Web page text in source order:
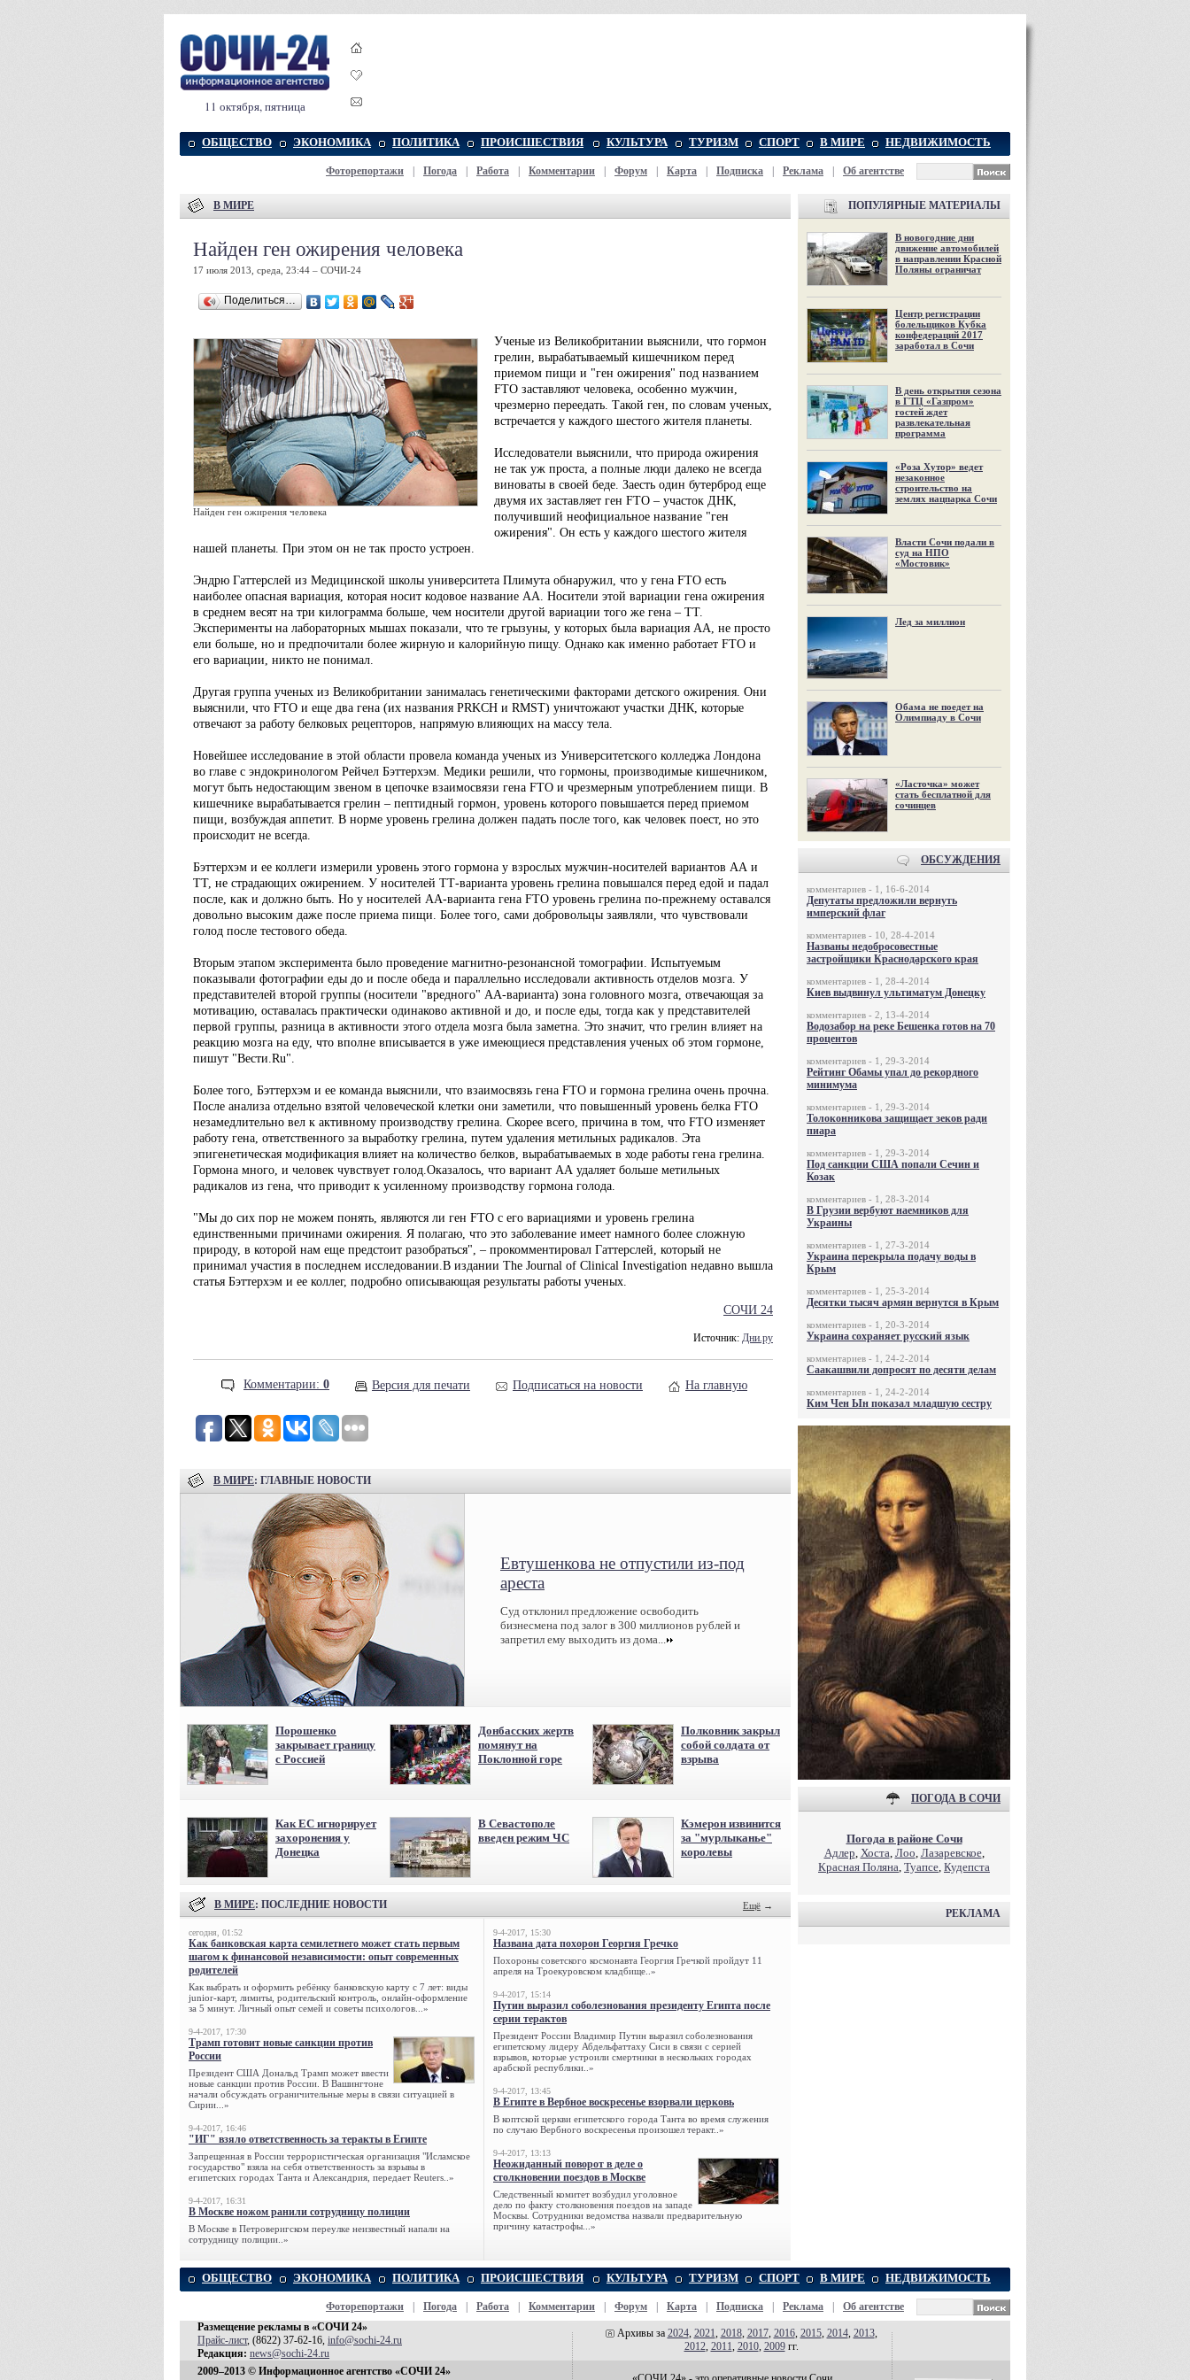
11 октября, пятница
ОБЩЕСТВО ЭКОНОМИКА ПОЛИТИКА ПРОИСШЕСТВИЯ КУЛЬТУРА ТУРИЗМ СПОРТ В МИРЕ НЕДВИЖИМОСТЬ
Фоторепортажи Погода Работа Комментарии Форум Карта Подписка Реклама Об агентстве
В МИРЕ
Найден ген ожирения человека
17 июля 2013, среда, 23:44 – СОЧИ-24
Поделиться…
Найден ген ожирения человека
Ученые из Великобритании выяснили, что гормон
грелин, вырабатываемый кишечником перед
приемом пищи и "ген ожирения" под названием
FTO заставляют человека, особенно мужчин,
чрезмерно переедать. Такой ген, по словам ученых,
встречается у каждого шестого жителя планеты.
Исследователи выяснили, что природа ожирения
не так уж проста, а полные люди далеко не всегда
виноваты в своей беде. Заесть один бутерброд еще
двумя их заставляет ген FTO – участок ДНК,
получивший неофициальное название "ген
ожирения". Он есть у каждого шестого жителя
нашей планеты. При этом он не так просто устроен.
Эндрю Гаттерслей из Медицинской школы университета Плимута обнаружил, что у гена FTO есть
наиболее опасная вариация, которая носит кодовое название АА. Носители этой вариации гена ожирения
в среднем весят на три килограмма больше, чем носители другой вариации того же гена – ТТ.
Эксперименты на лабораторных мышах показали, что те грызуны, у которых была вариация АА, не просто
ели больше, но и предпочитали более жирную и калорийную пищу. Однако как именно работает FTO и
его вариации, никто не понимал.
Другая группа ученых из Великобритании занималась генетическими факторами детского ожирения. Они
выяснили, что FTO и еще два гена (их названия PRKCH и RMST) уничтожают участки ДНК, которые
отвечают за работу белковых рецепторов, напрямую влияющих на массу тела.
Новейшее исследование в этой области провела команда ученых из Университетского колледжа Лондона
во главе с эндокринологом Рейчел Бэттерхэм. Медики решили, что гормоны, производимые кишечником,
могут быть недостающим звеном в цепочке взаимосвязи гена FTO и чрезмерным употреблением пищи. В
кишечнике вырабатывается грелин – пептидный гормон, уровень которого повышается перед приемом
пищи, возбуждая аппетит. В норме уровень грелина должен падать после того, как человек поест, но это
происходит не всегда.
Бэттерхэм и ее коллеги измерили уровень этого гормона у взрослых мужчин-носителей вариантов АА и
ТТ, не страдающих ожирением. У носителей ТТ-варианта уровень грелина повышался перед едой и падал
после, как и должно быть. Но у носителей АА-варианта гена FTO уровень грелина по-прежнему оставался
довольно высоким даже после приема пищи. Более того, сами добровольцы заявляли, что чувствовали
голод после тестового обеда.
Вторым этапом эксперимента было проведение магнитно-резонансной томографии. Испытуемым
показывали фотографии еды до и после обеда и параллельно исследовали активность отделов мозга. У
представителей второй группы (носители "вредного" АА-варианта) зона головного мозга, отвечающая за
мотивацию, оставалась практически одинаково активной и до, и после еды, тогда как у представителей
первой группы, разница в активности этого отдела мозга была заметна. Это значит, что грелин влияет на
реакцию мозга на еду, что вполне вписывается в уже имеющиеся представления ученых об этом гормоне,
пишут "Вести.Ru".
Более того, Бэттерхэм и ее команда выяснили, что взаимосвязь гена FTO и гормона грелина очень прочна.
После анализа отдельно взятой человеческой клетки они заметили, что повышенный уровень белка FTO
незамедлительно вел к активному производству грелина. Скорее всего, причина в том, что FTO изменяет
работу гена, ответственного за выработку грелина, путем удаления метильных радикалов. Эта
эпигенетическая модификация влияет на количество белков, вырабатываемых в ходе работы гена грелина.
Гормона много, и человек чувствует голод.Оказалось, что вариант АА удаляет больше метильных
радикалов из гена, что приводит к усиленному производству гормона голода.
"Мы до сих пор не можем понять, являются ли ген FTO с его вариациями и уровень грелина
единственными причинами ожирения. Я полагаю, что это заболевание имеет намного более сложную
природу, в которой нам еще предстоит разобраться", – прокомментировал Гаттерслей, который не
принимал участия в последнем исследовании.В издании The Journal of Clinical Investigation недавно вышла
статья Бэттерхэм и ее коллег, подробно описывающая результаты работы ученых.
СОЧИ 24
Источник: Дни.ру
Комментарии: 0 Версия для печати Подписаться на новости На главную
В МИРЕ: ГЛАВНЫЕ НОВОСТИ
Евтушенкова не отпустили из-под
ареста
Суд отклонил предложение освободить
бизнесмена под залог в 300 миллионов рублей и
запретил ему выходить из дома...
Порошенко
закрывает границу
с Россией
Донбасских жертв
помянут на
Поклонной горе
Полковник закрыл
собой солдата от
взрыва
Как ЕС игнорирует
захоронения у
Донецка
В Севастополе
введен режим ЧС
Кэмерон извинится
за "мурлыканье"
королевы
В МИРЕ: ПОСЛЕДНИЕ НОВОСТИ Ещё →
сегодня, 01:52
Как банковская карта семилетнего может стать первым
шагом к финансовой независимости: опыт современных
родителей
Как выбрать и оформить ребёнку банковскую карту с 7 лет: виды
junior-карт, лимиты, родительский контроль, онлайн-оформление
за 5 минут. Личный опыт семей и советы психологов...»
9-4-2017, 17:30
Трамп готовит новые санкции против
России
Президент США Дональд Трамп может ввести
новые санкции против России. В Вашингтоне
начали обсуждать ограничительные меры в связи ситуацией в
Сирии...»
9-4-2017, 16:46
"ИГ" взяло ответственность за теракты в Египте
Запрещенная в России террористическая организация "Исламское
государство" взяла на себя ответственность за взрывы в
египетских городах Танта и Александрия, передает Reuters..»
9-4-2017, 16:31
В Москве ножом ранили сотрудницу полиции
В Москве в Петроверигском переулке неизвестный напали на
сотрудницу полиции..»
9-4-2017, 15:30
Названа дата похорон Георгия Гречко
Похороны советского космонавта Георгия Гречкой пройдут 11
апреля на Троекуровском кладбище..»
9-4-2017, 15:14
Путин выразил соболезнования президенту Египта после
серии терактов
Президент России Владимир Путин выразил соболезнования
египетскому лидеру Абдельфаттаху Сиси в связи с серией
взрывов, которые устроили смертники в нескольких городах
арабской республики..»
9-4-2017, 13:45
В Египте в Вербное воскресенье взорвали церковь
В коптской церкви египетского города Танта во время служения
по случаю Вербного воскресенья произошел теракт..»
9-4-2017, 13:13
Неожиданный поворот в деле о
столкновении поездов в Москве
Следственный комитет возбудил уголовное
дело по факту столкновения поездов на западе
Москвы. Сотрудники ведомства назвали предварительную
причину катастрофы...»
ПОПУЛЯРНЫЕ МАТЕРИАЛЫ
В новогодние дни
движение автомобилей
в направлении Красной
Поляны ограничат
Центр регистрации
болельщиков Кубка
конфедераций 2017
заработал в Сочи
В день открытия сезона
в ГТЦ «Газпром»
гостей ждет
развлекательная
программа
«Роза Хутор» ведет
незаконное
строительство на
землях нацпарка Сочи
Власти Сочи подали в
суд на НПО
«Мостовик»
Лед за миллион
Обама не поедет на
Олимпиаду в Сочи
«Ласточка» может
стать бесплатной для
сочинцев
ОБСУЖДЕНИЯ
комментариев - 1, 16-6-2014
Депутаты предложили вернуть
имперский флаг
комментариев - 10, 28-4-2014
Названы недобросовестные
застройщики Краснодарского края
комментариев - 1, 28-4-2014
Киев выдвинул ультиматум Донецку
комментариев - 2, 13-4-2014
Водозабор на реке Бешенка готов на 70
процентов
комментариев - 1, 29-3-2014
Рейтинг Обамы упал до рекордного
минимума
комментариев - 1, 29-3-2014
Толоконникова защищает зеков ради
пиара
комментариев - 1, 29-3-2014
Под санкции США попали Сечин и
Козак
комментариев - 1, 28-3-2014
В Грузии вербуют наемников для
Украины
комментариев - 1, 27-3-2014
Украина перекрыла подачу воды в
Крым
комментариев - 1, 25-3-2014
Десятки тысяч армян вернутся в Крым
комментариев - 1, 20-3-2014
Украина сохраняет русский язык
комментариев - 1, 24-2-2014
Саакашвили допросят по десяти делам
комментариев - 1, 24-2-2014
Ким Чен Ын показал младшую сестру
ПОГОДА В СОЧИ
Погода в районе Сочи
Адлер, Хоста, Лоо, Лазаревское,
Красная Поляна, Туапсе, Кудепста
РЕКЛАМА
ОБЩЕСТВО ЭКОНОМИКА ПОЛИТИКА ПРОИСШЕСТВИЯ КУЛЬТУРА ТУРИЗМ СПОРТ В МИРЕ НЕДВИЖИМОСТЬ
Фоторепортажи Погода Работа Комментарии Форум Карта Подписка Реклама
Об агентстве
Размещение рекламы в «СОЧИ 24»
Прайс-лист, (8622) 37-62-16, info@sochi-24.ru
Редакция: news@sochi-24.ru
Архивы за 2024, 2021, 2018, 2017, 2016, 2015, 2014, 2013,
2012, 2011, 2010, 2009гг.
2009–2013 © Информационное агентство «СОЧИ 24»